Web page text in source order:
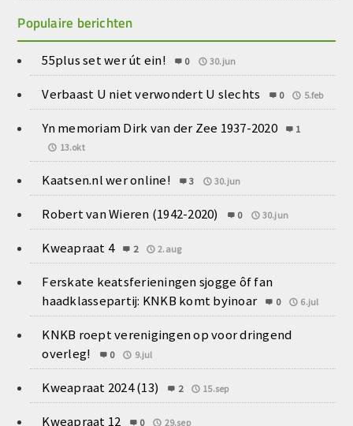
Populaire berichten
55plus set wer út ein! 0 30.jun
Verbaast U niet verwondert U slechts 0 5.feb
Yn memoriam Dirk van der Zee 1937-2020
1
13.okt
Kaatsen.nl wer online! 3 30.jun
Robert van Wieren (1942-2020) 0 30.jun
Kweapraat 4 2 2.aug
Ferskate keatsferieningen sjogge ôf fan
haadklassepartij: KNKB komt byinoar
0 6.jul
KNKB roept verenigingen op voor dringend
overleg!
0 9.jul
Kweapraat 2024 (13) 2 15.sep
Kweapraat 12 0 29.sep